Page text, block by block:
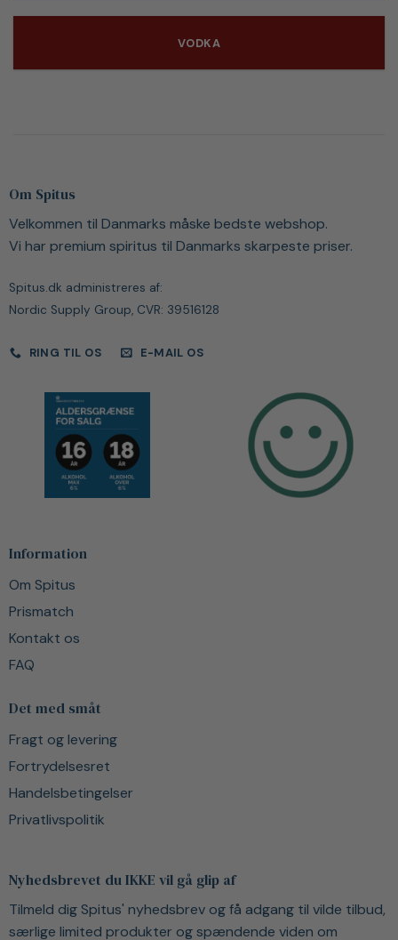
VODKA
Om Spitus
Velkommen til Danmarks måske bedste webshop.
Vi har premium spiritus til Danmarks skarpeste priser.
Spitus.dk administreres af:
Nordic Supply Group, CVR: 39516128
RING TIL OS E-MAIL OS
Information
Om Spitus
Prismatch
Kontakt os
FAQ
Det med småt
Fragt og levering
Fortrydelsesret
Handelsbetingelser
Privatlivspolitik
Nyhedsbrevet du IKKE vil gå glip af
Tilmeld dig Spitus' nyhedsbrev og få adgang til vilde tilbud,
særlige limited produkter og spændende viden om